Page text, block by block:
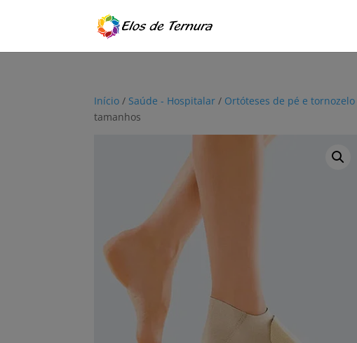
Início / Saúde - Hospitalar / Ortóteses de pé e tornozelo
tamanhos